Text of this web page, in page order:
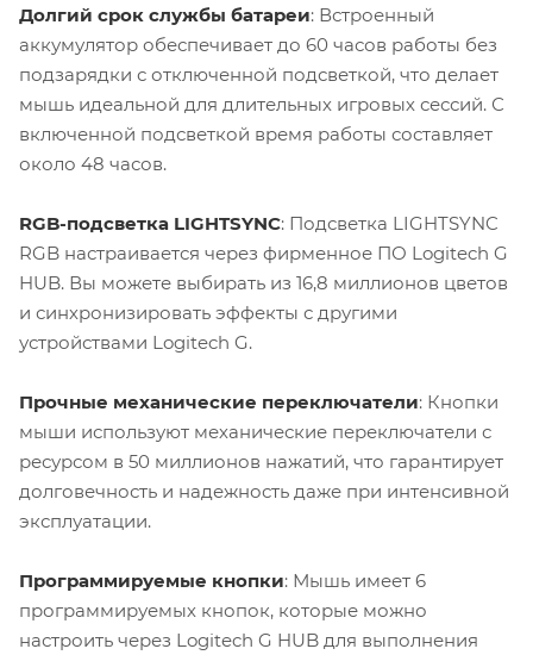
Долгий срок службы батареи: Встроенный
аккумулятор обеспечивает до 60 часов работы без
подзарядки с отключенной подсветкой, что делает
мышь идеальной для длительных игровых сессий. С
включенной подсветкой время работы составляет
около 48 часов.
RGB-подсветка LIGHTSYNC: Подсветка LIGHTSYNC
RGB настраивается через фирменное ПО Logitech G
HUB. Вы можете выбирать из 16,8 миллионов цветов
и синхронизировать эффекты с другими
устройствами Logitech G.
Прочные механические переключатели: Кнопки
мыши используют механические переключатели с
ресурсом в 50 миллионов нажатий, что гарантирует
долговечность и надежность даже при интенсивной
эксплуатации.
Программируемые кнопки: Мышь имеет 6
программируемых кнопок, которые можно
настроить через Logitech G HUB для выполнения